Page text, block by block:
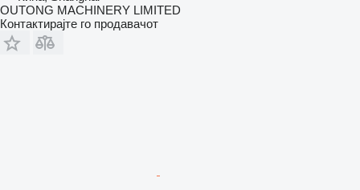
OUTONG MACHINERY LIMITED
Контактирајте го продавачот